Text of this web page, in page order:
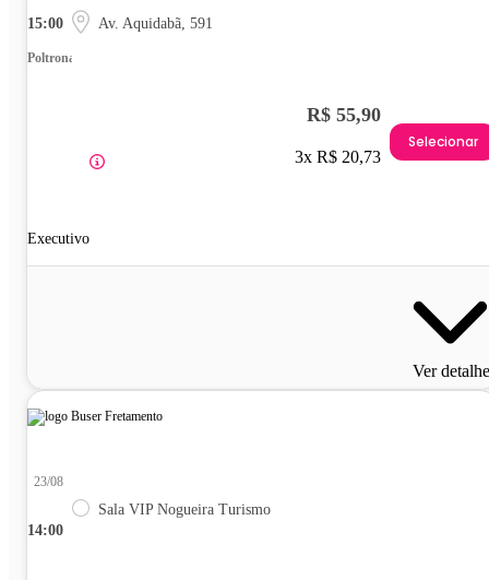
15:00 Av. Aquidabã, 591
Poltrona
Executivo
R$ 55,90
3x R$ 20,73
Selecionar
Ver
14:00
23/08
Sala VIP Nogueira Turismo